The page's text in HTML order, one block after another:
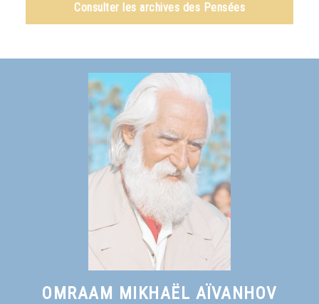
dedans par des efforts personnels.
Consulter les archives des Pensées
OMRAAM MIKHAËL AÏVANHOV